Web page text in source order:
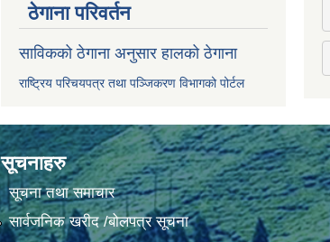
ठेगाना परिवर्तन
साविकको ठेगाना अनुसार हालको ठेगाना
राष्ट्रिय परिचयपत्र तथा पञ्जिकरण विभागको पोर्टल
सूचनाहरु
सूचना तथा समाचार
सार्वजनिक खरीद /बोलपत्र सूचना